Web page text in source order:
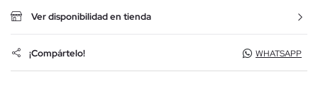
Ver disponibilidad en tienda
¡Compártelo! WHATSAPP